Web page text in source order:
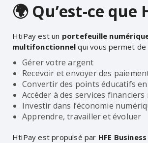
🌍 Qu’est-ce que
HtiPay est un portefeuille
multifonctionnel qui vous permet de
Gérer votre argent
Recevoir et envoyer des
Convertir des points éducatifs
Accéder à des services financiers
Investir dans l’économie
Apprendre, travailler et évoluer
HtiPay est propulsé par HFE